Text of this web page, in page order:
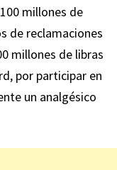
millones de
de reclamaciones
millones de libras
por participar en
un analgésico